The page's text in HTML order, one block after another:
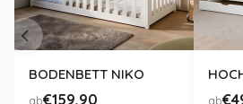
BODENBETT NIKO
ab€159,90 ab